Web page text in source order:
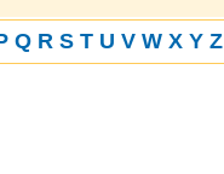
Q R S T U V W X Y Z